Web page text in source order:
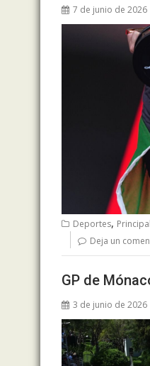
7 de junio de 2026
Deportes, Principal
Deja un
GP de
3 de junio de 2026